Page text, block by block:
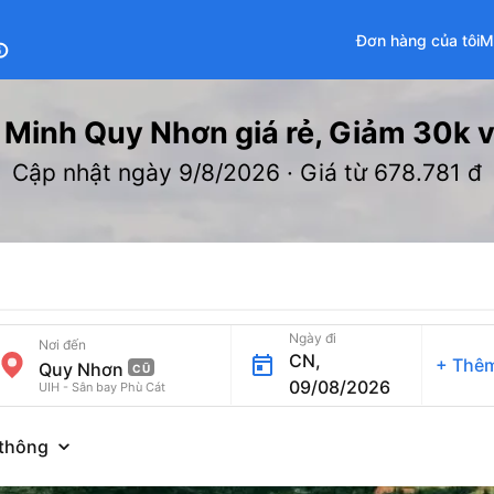
Đơn hàng của tôi
Quy Nhơn giá rẻ, Giảm 30k
Cập nhật ngày 9/8/2026 · Giá từ 678.781 đ
CŨ
Nơi đến
UIH - Sân bay Phù Cát
Ngày đi
CN,
09/08/2026
+